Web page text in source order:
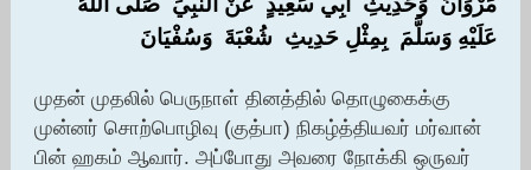
عَلَيْهِ وَسَلَّمَ ‏ ‏بِمِثْلِ حَدِيثِ ‏ ‏شُعْبَةَ ‏ ‏وَسُفْيَانَ
முதன் முதலில் பெருநாள் தினத்தில் தொழுகைக்கு
முன்னர் சொற்பொழிவு (குத்பா) நிகழ்த்தியவர் மர்வான்
பின் ஹகம் ஆவார். அப்போது அவரை நோக்கி ஒருவர்